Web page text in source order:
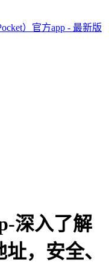
）官方app - 最新版
深入了解
，安全、